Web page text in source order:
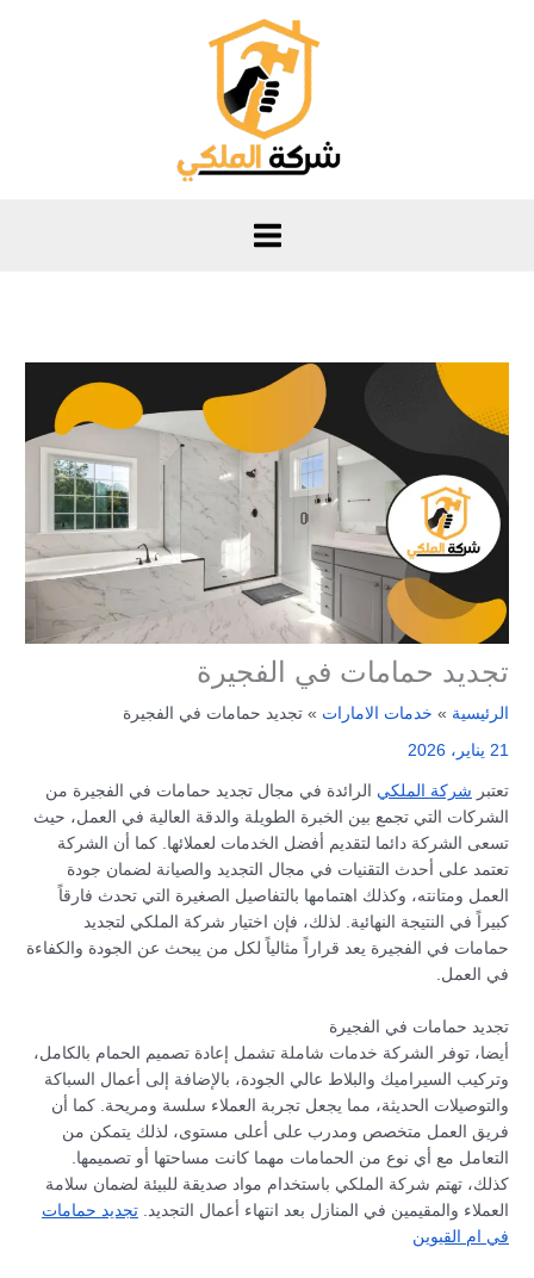
تجديد حمامات في الفجيرة
الرئيسية خدمات الامارات تجديد حمامات في الفجيرة
21 يناير، 2026
تعتبر شركة الملكي الرائدة في مجال تجديد حمامات في الفجيرة من
الشركات التي تجمع بين الخبرة الطويلة والدقة العالية في العمل، حيث
تسعى الشركة دائما لتقديم أفضل الخدمات لعملائها. كما أن الشركة
تعتمد على أحدث التقنيات في مجال التجديد والصيانة لضمان جودة
العمل ومتانته، وكذلك اهتمامها بالتفاصيل الصغيرة التي تحدث فارقاً
كبيراً في النتيجة النهائية. لذلك، فإن اختيار شركة الملكي لتجديد
حمامات في الفجيرة يعد قراراً مثالياً لكل من يبحث عن الجودة والكفاءة
في العمل.
تجديد حمامات في الفجيرة
أيضا، توفر الشركة خدمات شاملة تشمل إعادة تصميم الحمام بالكامل،
وتركيب السيراميك والبلاط عالي الجودة، بالإضافة إلى أعمال السباكة
والتوصيلات الحديثة، مما يجعل تجربة العملاء سلسة ومريحة. كما أن
فريق العمل متخصص ومدرب على أعلى مستوى، لذلك يتمكن من
التعامل مع أي نوع من الحمامات مهما كانت مساحتها أو تصميمها.
كذلك، تهتم شركة الملكي باستخدام مواد صديقة للبيئة لضمان سلامة
العملاء والمقيمين في المنازل بعد انتهاء أعمال التجديد.تجديد حمامات
في ام القيوين